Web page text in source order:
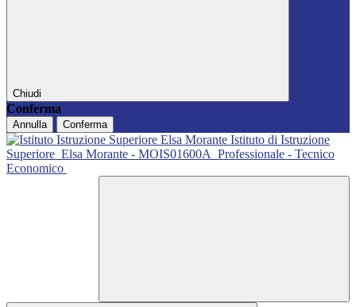
Chiudi
Conferma
Annulla Conferma
Istituto di Istruzione
Superiore Elsa Morante - MOIS01600A Professionale - Tecnico
Economico